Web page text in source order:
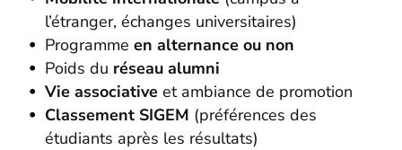
l’étranger, échanges universitaires)
Programme en alternance ou non
Poids du réseau alumni
Vie associative et ambiance de promotion
Classement SIGEM (préférences des
étudiants après les résultats)